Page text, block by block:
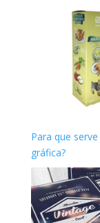
Para que
gráfica?